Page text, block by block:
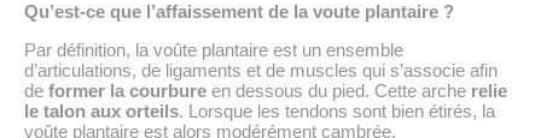
Qu’est-ce que l’affaissement de la voute plantaire ?
Par définition, la voûte plantaire est un ensemble
d’articulations, de ligaments et de muscles qui s’associe afin
de former la courbure en dessous du pied. Cette arche relie
le talon aux orteils. Lorsque les tendons sont bien étirés, la
voûte plantaire est alors modérément cambrée.